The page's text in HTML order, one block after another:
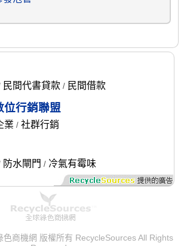
民間代書貸款/ 民間借款
行銷聯盟
業 / 社群行銷
防水閘門 / 冷氣有霉味
商機網 版權所有 RecycleSources All Rights